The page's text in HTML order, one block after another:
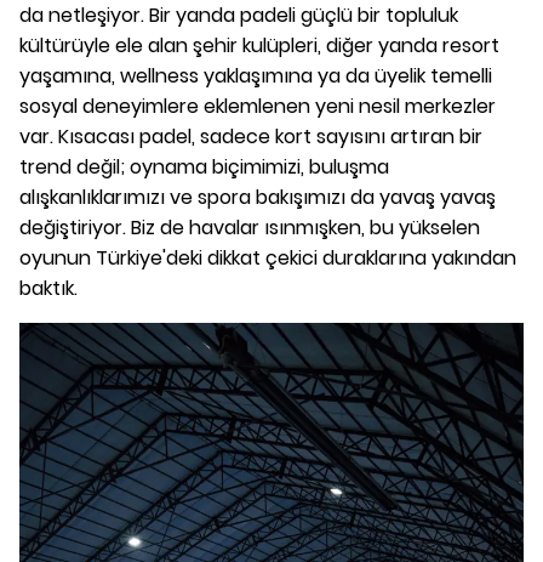
da netleşiyor. Bir yanda padeli güçlü bir topluluk
kültürüyle ele alan şehir kulüpleri, diğer yanda resort
yaşamına, wellness yaklaşımına ya da üyelik temelli
sosyal deneyimlere eklemlenen yeni nesil merkezler
var. Kısacası padel, sadece kort sayısını artıran bir
trend değil; oynama biçimimizi, buluşma
alışkanlıklarımızı ve spora bakışımızı da yavaş yavaş
değiştiriyor. Biz de havalar ısınmışken, bu yükselen
oyunun Türkiye'deki dikkat çekici duraklarına yakından
baktık.